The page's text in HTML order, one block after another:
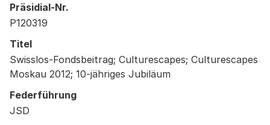
Informationen zum Ausgewählten Geschäft
Präsidial-Nr.
P120319
Titel
Swisslos-Fondsbeitrag; Culturescapes; Culturescapes
Moskau 2012; 10-jähriges Jubiläum
Federführung
JSD